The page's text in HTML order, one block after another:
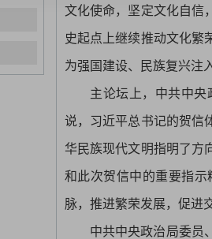
文化使命，坚定文化自信
史起点上继续推动文化繁
为强国建设、民族复兴注
主论坛上，中共中
说，习近平总书记的贺信
华民族现代文明指明了方
和此次贺信中的重要指
脉，推进繁荣发展，促进
中共中央政治局委员